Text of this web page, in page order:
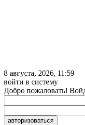
8 августа, 2026, 11:59
войти в систему
Добро пожаловать!